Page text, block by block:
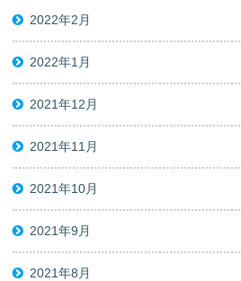
2022年2月
2022年1月
2021年12月
2021年11月
2021年10月
2021年9月
2021年8月